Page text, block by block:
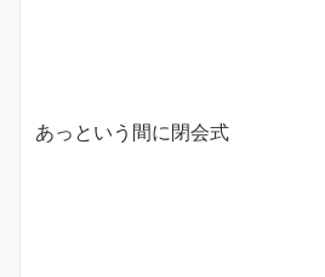
あっという間に閉会式